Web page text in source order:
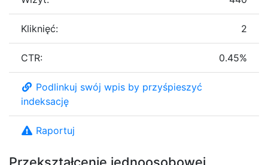
Przekształcenie jednoosobowej
Kliknięć: 2
CTR: 0.45%
Podlinkuj swój wpis by przyśpieszyć
indeksację
Raportuj